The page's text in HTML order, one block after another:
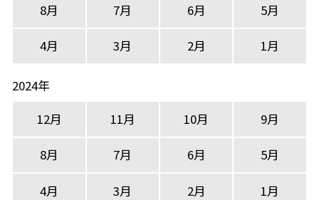
8月 7月 6月 5月
4月 3月 2月 1月
2024年
12月
11月 10月 9月
8月 7月 6月 5月
4月 3月 2月 1月